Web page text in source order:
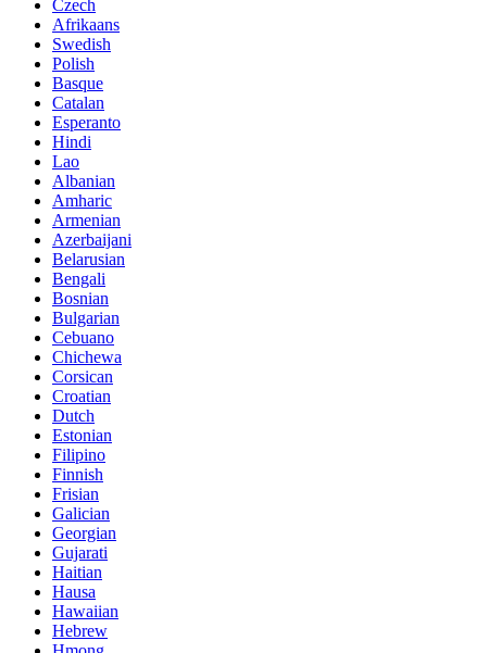
Czech
Afrikaans
Swedish
Polish
Basque
Catalan
Esperanto
Hindi
Lao
Albanian
Amharic
Armenian
Azerbaijani
Belarusian
Bengali
Bosnian
Bulgarian
Cebuano
Chichewa
Corsican
Croatian
Dutch
Estonian
Filipino
Finnish
Frisian
Galician
Georgian
Gujarati
Haitian
Hausa
Hawaiian
Hebrew